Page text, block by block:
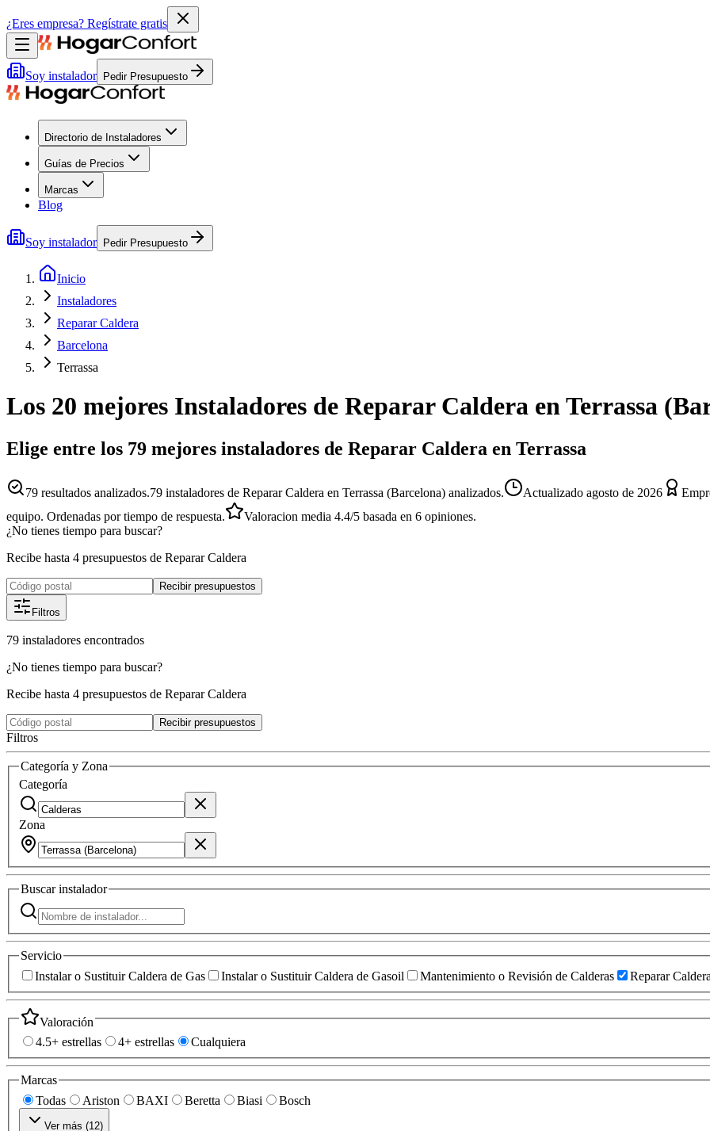
¿Eres empresa? Regístrate gratis
Soy instalador Pedir Presupuesto
Directorio de Instaladores
Guías de Precios
Marcas
Blog
Soy instalador Pedir Presupuesto
Inicio
Instaladores
Reparar Caldera
Barcelona
Terrassa
Los 20 mejores Instaladores de Reparar Caldera enTerrassa (
Elige entre los 79 mejores instaladores de Reparar Caldera en Terrassa
79 resultados analizados.79 instaladores de Reparar Caldera en Terrassa (Barcelona) analizados. Actualizado agosto de 2026
equipo. Ordenadas por tiempo de respuesta.
Valoracion media 4.4/5 basada en 6 opiniones.
¿No tienes tiempo para buscar?
Recibe hasta 4 presupuestos de Reparar Caldera
Recibir presupuestos
Filtros
79 instaladores encontrados
¿No tienes tiempo para buscar?
Recibe hasta 4 presupuestos de Reparar Caldera
Recibir presupuestos
Filtros
Categoría y Zona
Categoría
Zona
Buscarinstalador
Servicio
Instalar o Sustituir Caldera de Gas
Instalar o Sustituir Caldera de Gasoil Mantenimiento o Revisión de Calderas Reparar
Valoración
4.5+ estrellas
4+ estrellas Cualquiera
Marcas
Todas
Ariston BAXI Beretta Biasi Bosch
Ver más (12)